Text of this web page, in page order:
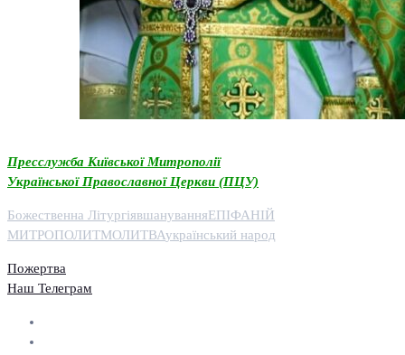
Пресслужба Київської Митрополії
Української Православної Церкви (ПЦУ)
Божественна ЛітургіявшануванняЕПІФАНІЙ
МИТРОПОЛИТМОЛИТВАукраїнський народ
Пожертва
Наш Телеграм